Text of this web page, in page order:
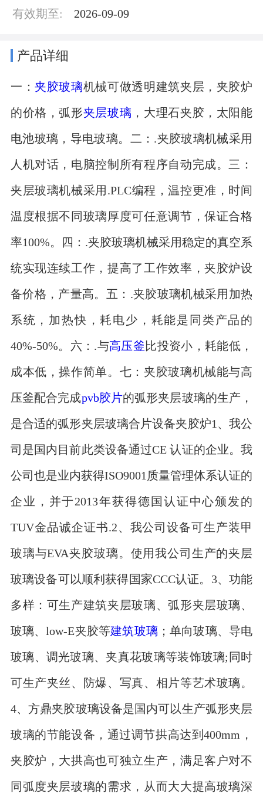
有效期至: 2026-09-09
产品详细
一：夹胶玻璃机械可做透明建筑夹层，夹胶炉
的价格，弧形夹层玻璃 ，大理石夹胶，太阳能
电池玻璃，导电玻璃。二：.夹胶玻璃机械采用
人机对话，电脑控制所有程序自动完成。三：
夹层玻璃机械采用.PLC编程，温控更准，时间
温度根据不同玻璃厚度可任意调节，保证合格
率100%。四：.夹胶玻璃机械采用稳定的真空系
统实现连续工作，提高了工作效率，夹胶炉设
备价格，产量高。五：.夹胶玻璃机械采用加热
系统，加热快，耗电少，耗能是同类产品的
40%-50%。六：.与高压釜 比投资小，耗能低，
成本低，操作简单。七：夹胶玻璃机械能与高
压釜配合完成pvb胶片的弧形夹层玻璃的生产，
是合适的弧形夹层玻璃合片设备夹胶炉1、我公
司是国内目前此类设备通过CE 认证的企业。我
公司也是业内获得ISO9001质量管理体系认证的
企业，并于2013年获得德国认证中心颁发的
TUV金品诚企证书.2、我公司设备可生产装甲
玻璃与EVA夹胶玻璃。使用我公司生产的夹层
玻璃设备可以顺利获得国家CCC认证。3、功能
多样：可生产建筑夹层玻璃、弧形夹层玻璃、
玻璃、low-E夹胶等建筑玻璃 ；单向玻璃、导电
玻璃、调光玻璃、夹真花玻璃等装饰玻璃;同时
可生产夹丝、防爆、写真、相片等艺术玻璃。
4、方鼎夹胶玻璃设备是国内可以生产弧形夹层
玻璃的节能设备，通过调节拱高达到400mm，
夹胶炉，大拱高也可独立生产，满足客户对不
同弧度夹层玻璃的需求，从而大大提高玻璃深